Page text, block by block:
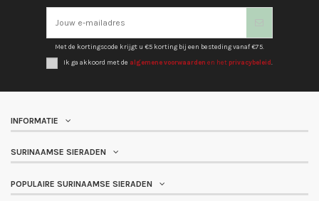
Met de kortingscode krijgt u €5 korting bij een besteding vanaf €75.
Ik ga akkoord met de algemene voorwaarden en het privacybeleid
INFORMATIE
SURINAAMSE SIERADEN
POPULAIRE SURINAAMSE SIERADEN